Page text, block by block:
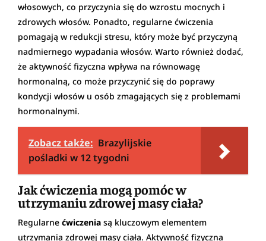
włosowych, co przyczynia się do wzrostu mocnych i
zdrowych włosów. Ponadto, regularne ćwiczenia
pomagają w redukcji stresu, który może być przyczyną
nadmiernego wypadania włosów. Warto również dodać,
że aktywność fizyczna wpływa na równowagę
hormonalną, co może przyczynić się do poprawy
kondycji włosów u osób zmagających się z problemami
hormonalnymi.
Zobacz także: Brazylijskie
pośladki w 12 tygodni
Jak ćwiczenia mogą pomóc w
utrzymaniu zdrowej masy ciała?
Regularne ćwiczenia są kluczowym elementem
utrzymania zdrowej masy ciała. Aktywność fizyczna